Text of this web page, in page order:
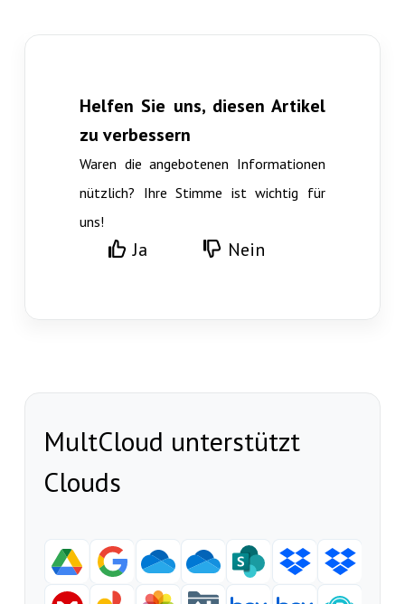
Helfen Sie uns, diesen Artikel
zu verbessern
Waren die angebotenen Informationen
nützlich? Ihre Stimme ist wichtig für
uns!
Ja Nein
MultCloud unterstützt
Clouds